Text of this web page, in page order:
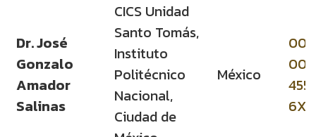
Dr. José
Gonzalo
Amador
Salinas
CICS Unidad
Santo Tomás,
Instituto
Politécnico
Nacional,
Ciudad de
México
6X